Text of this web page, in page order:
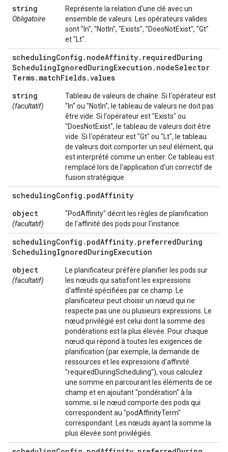
string
Obligatoire
Représente la relation d'une clé avec un
ensemble de valeurs. Les opérateurs valides
sont "In", "NotIn", "Exists", "DoesNotExist", "Gt"
et "Lt".
schedulingConfig . nodeAffinity. requiredDuring
SchedulingIgnoredDuringExecution . nodeSelector
Terms. matchFields.values
string
(facultatif)
Tableau de valeurs de chaîne. Si l'opérateur est
"In" ou "NotIn", le tableau de valeurs ne doit pas
être vide. Si l'opérateur est "Exists" ou
"DoesNotExist", le tableau de valeurs doit être
vide. Si l'opérateur est "Gt" ou "Lt", le tableau
de valeurs doit comporter un seul élément, qui
est interprété comme un entier. Ce tableau est
remplacé lors de l'application d'un correctif de
fusion stratégique.
schedulingConfig . podAffinity
object
(facultatif)
"PodAffinity" décrit les règles de planification
de l'affinité des pods pour l'instance.
schedulingConfig . podAffinity. preferredDuring
SchedulingIgnoredDuringExecution
object
(facultatif)
Le planificateur préfère planifier les pods sur
les nœuds qui satisfont les expressions
d'affinité spécifiées par ce champ. Le
planificateur peut choisir un nœud qui ne
respecte pas une ou plusieurs expressions. Le
nœud privilégié est celui dont la somme des
pondérations est la plus élevée. Pour chaque
nœud qui répond à toutes les exigences de
planification (par exemple, la demande de
ressources et les expressions d'affinité
"requiredDuringScheduling"), vous calculez
une somme en parcourant les éléments de ce
champ et en ajoutant "pondération" à la
somme, si le nœud comporte des pods qui
correspondent au "podAffinityTerm"
correspondant. Les nœuds ayant la somme la
plus élevée sont privilégiés.